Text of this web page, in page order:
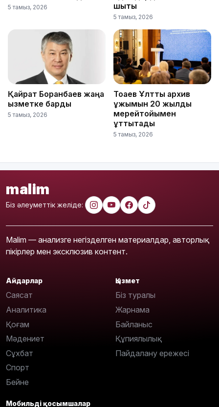
5 тамыз, 2026
шықты
5 тамыз, 2026
Қайрат Боранбаев жаңа
қызметке барды
5 тамыз, 2026
Тоқаев Ұлттық архив
ұжымын 20 жылдық
мерейтойымен
құттықтады
5 тамыз, 2026
malim
Біз әлеуметтік желіде:
Malim — анализге негізделген материалдар, авторлық
пікірлер мен эксклюзив контент.
Айдарлар
Саясат
Аналитика
Қоғам
Мәдениет
Сұхбат
Спорт
Бейне
Қызмет
Біз туралы
Жарнама
Байланыс
Құпиялылық
Пайдалану ережесі
Мобильді қосымшалар